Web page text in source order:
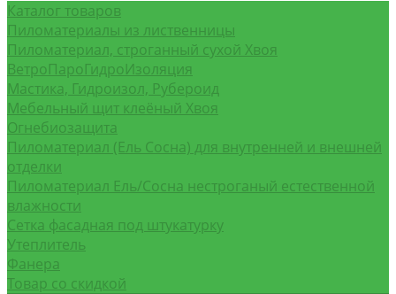
Каталог товаров
Пиломатериалы из лиственницы
Пиломатериал, строганный сухой Хвоя
ВетроПароГидроИзоляция
Мастика, Гидроизол, Рубероид
Мебельный щит клеёный Хвоя
Огнебиозащита
Пиломатериал (Ель Сосна) для внутренней и внешней
отделки
Пиломатериал Ель/Сосна нестроганый естественной
влажности
Сетка фасадная под штукатурку
Утеплитель
Фанера
Товар со скидкой